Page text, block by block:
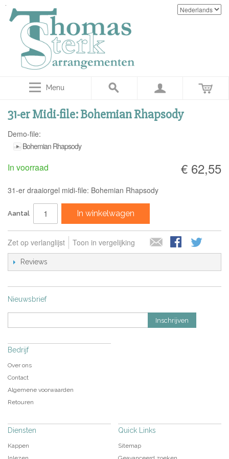
Menu
31-er Midi-file: Bohemian Rhapsody
Demo-file:
Bohemian Rhapsody
€ 62,55
In voorraad
31-er draaiorgel midi-file: Bohemian Rhapsody
Aantal In winkelwagen
Zet op verlanglijst Toon in vergelijking
Reviews
Nieuwsbrief
Inschrijven
Bedrijf
Over ons
Contact
Algemene voorwaarden
Retouren
Diensten
Kappen
Quick Links
Sitemap